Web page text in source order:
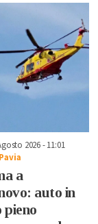
2026 - 11:01
Pavia
a
auto in
pieno